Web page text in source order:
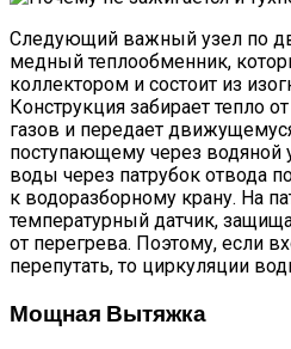
Следующий важный узел по
медный теплообменник,
коллектором и состоит из
Конструкция забирает тепло
газов и передает
поступающему через водяной
воды через патрубок отвода
к водоразборному крану. На
температурный датчик,
от перегрева. Поэтому, если
перепутать, то циркуляции
Мощная Вытяжка